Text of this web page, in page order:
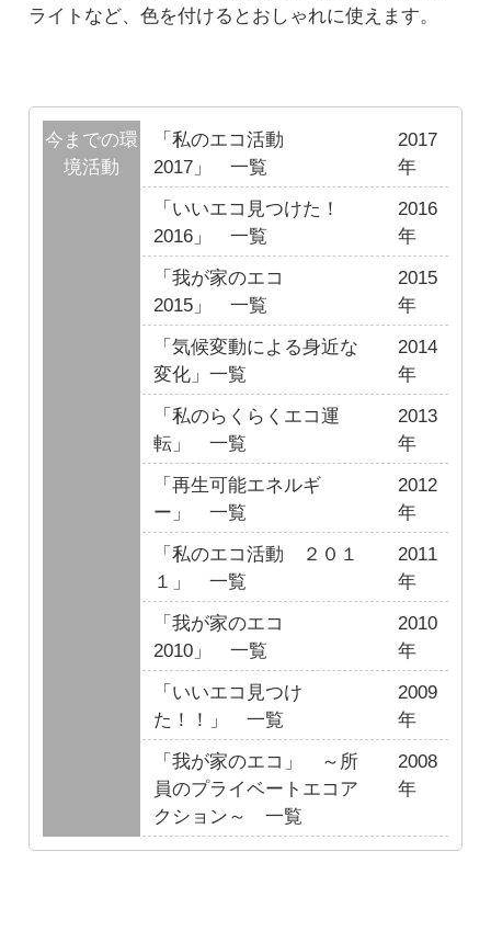
ライトなど、色を付けるとおしゃれに使えます。
今までの環
境活動
「私のエコ活動
2017」 一覧
2017
年
「いいエコ見つけた！
2016」 一覧
2016
年
「我が家のエコ
2015」 一覧
2015
年
「気候変動による身近な
変化」一覧
2014
年
「私のらくらくエコ運
転」 一覧
2013
年
「再生可能エネルギ
ー」 一覧
2012
年
「私のエコ活動 ２０１
１」 一覧
2011
年
「我が家のエコ
2010」 一覧
2010
年
「いいエコ見つけ
た！！」 一覧
2009
年
「我が家のエコ」 ～所
員のプライベートエコア
クション～ 一覧
2008
年